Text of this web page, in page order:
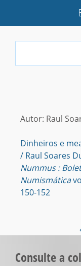
Terms:
Autor: Raul
Dinheiros e
/ Raul Soares
Nummus :
Numismática
150-152
Consulte a